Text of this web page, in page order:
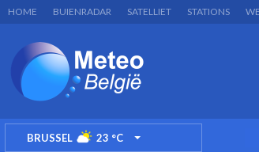
HOME BUIENRADAR SATELLIET STATIONS
BRUSSEL 23 °C TOGGLE DROPDOWN